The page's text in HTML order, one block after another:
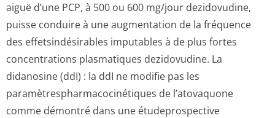
aiguë d’une PCP, à 500 ou 600 mg/jour dezidovudine,
puisse conduire à une augmentation de la fréquence
des effetsindésirables imputables à de plus fortes
concentrations plasmatiques dezidovudine. La
didanosine (ddI) : la ddI ne modifie pas les
paramètresphar­macocinétiques de l’atovaquone
comme démontré dans une étudeprospective